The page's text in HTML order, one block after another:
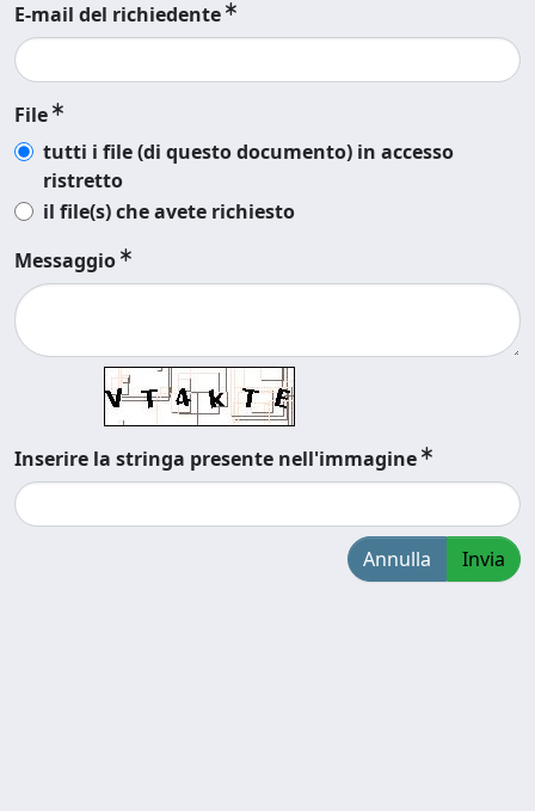
E-mail del richiedente
File
tutti i file (di questo documento) in accesso
ristretto
il file(s) che avete richiesto
Messaggio
Inserire la stringa presente nell'immagine
Annulla Invia